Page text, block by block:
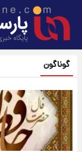
گوناگون